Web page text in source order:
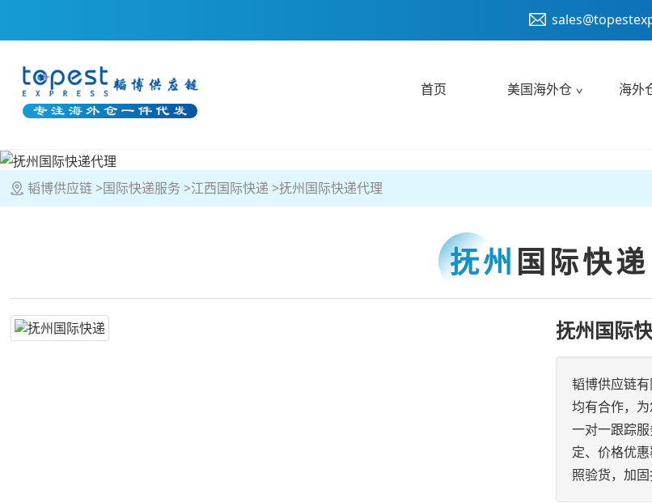
首页 美国海外仓 海外
韬博供应链 国际快递服务 江西国际快递 抚州国际快递代理
抚州 国际快递
抚州国际
韬博供应链
均有合作，
一对一跟踪
定、价格优
照验货，加